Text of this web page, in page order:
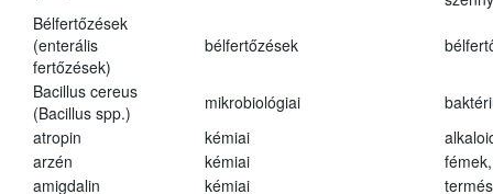
Bélfertőzések
(enterális
fertőzések)
bélfertőzések
Bacillus cereus
(Bacillus spp.)
mikrobiológiai
atropin
kémiai
arzén
kémiai
amigdalin
kémiai